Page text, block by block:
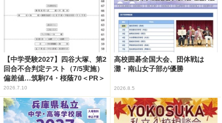
【中学受験2027】四谷大塚、第2
回合不合判定テスト（7/5実施）
偏差値…筑駒74・桜蔭70＜PR＞
2026.7.10
高校囲碁全国大会、団体戦は
灘・南山女子部が優勝
2026.8.5